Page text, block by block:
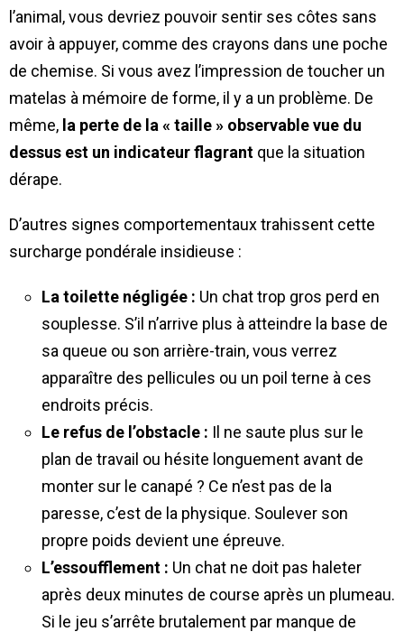
l’animal, vous devriez pouvoir sentir ses côtes sans
avoir à appuyer, comme des crayons dans une poche
de chemise. Si vous avez l’impression de toucher un
matelas à mémoire de forme, il y a un problème. De
même, la perte de la « taille » observable vue du
dessus est un indicateur flagrant que la situation
dérape.
D’autres signes comportementaux trahissent cette
surcharge pondérale insidieuse :
La toilette négligée : Un chat trop gros perd en
souplesse. S’il n’arrive plus à atteindre la base de
sa queue ou son arrière-train, vous verrez
apparaître des pellicules ou un poil terne à ces
endroits précis.
Le refus de l’obstacle : Il ne saute plus sur le
plan de travail ou hésite longuement avant de
monter sur le canapé ? Ce n’est pas de la
paresse, c’est de la physique. Soulever son
propre poids devient une épreuve.
L’essoufflement : Un chat ne doit pas haleter
après deux minutes de course après un plumeau.
Si le jeu s’arrête brutalement par manque de